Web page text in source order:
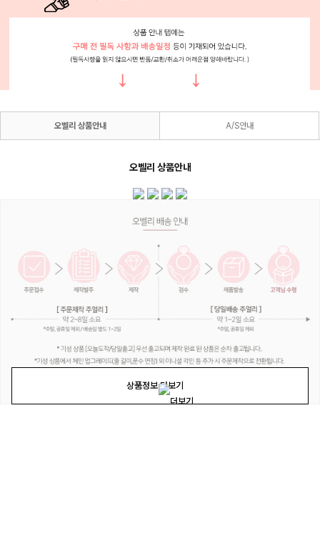
상품정보 더보기
오벨리 상품안내 A/S안내
오벨리 상품안내